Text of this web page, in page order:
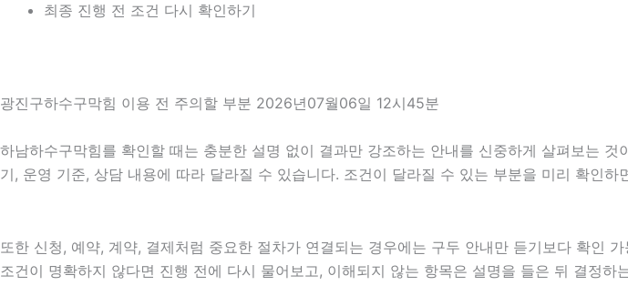
최종 진행 전 조건 다시 확인하기
광진구하수구막힘 이용 전 주의할 부분 2026년07월06일 12시45분
하남하수구막힘를 확인할 때는 충분한 설명 없이 결과만 강조하는 안내를 신중하게 살펴보는
기, 운영 기준, 상담 내용에 따라 달라질 수 있습니다. 조건이 달라질 수 있는 부분을 미리 확인
또한 신청, 예약, 계약, 결제처럼 중요한 절차가 연결되는 경우에는 구두 안내만 듣기보다 확인
조건이 명확하지 않다면 진행 전에 다시 물어보고, 이해되지 않는 항목은 설명을 들은 뒤 결정